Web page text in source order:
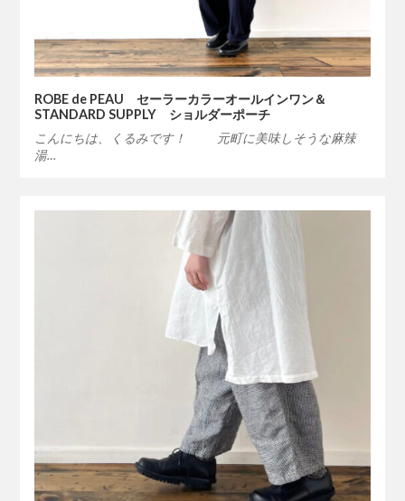
ROBE de PEAU セーラーカラーオールインワン＆
STANDARD SUPPLY ショルダーポーチ
こんにちは、くるみです！ 元町に美味しそうな麻辣
湯…